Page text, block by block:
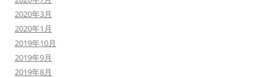
2020年3月
2020年1月
2019年10月
2019年9月
2019年8月